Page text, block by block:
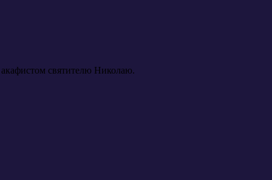
святителю Николаю.